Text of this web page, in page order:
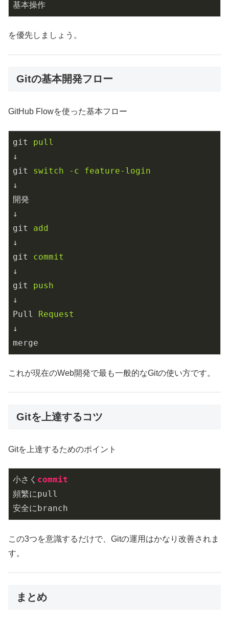
基本操作
を優先しましょう。
Gitの基本開発フロー
GitHub Flowを使った基本フロー
git
pull
↓
git
switch -c feature-login
↓
開発
↓
git
add
↓
git
commit
↓
git
push
↓
Pull
Request
↓
merge
これが現在のWeb開発で最も一般的なGitの使い方です。
Gitを上達するコツ
Gitを上達するためのポイント
小さく commit
頻繁にpull
安全にbranch
この3つを意識するだけで、Gitの運用はかなり改善されま
す。
まとめ